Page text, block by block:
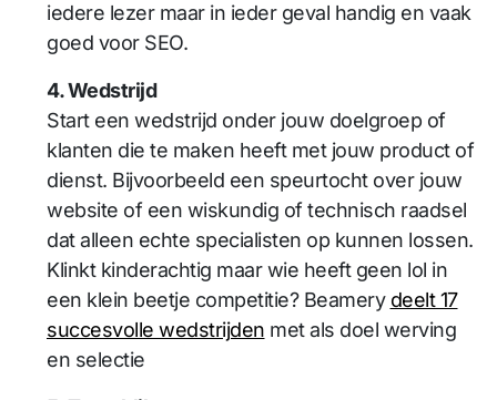
iedere lezer maar in ieder geval handig en vaak
goed voor SEO.
4. Wedstrijd
Start een wedstrijd onder jouw doelgroep of
klanten die te maken heeft met jouw product of
dienst. Bijvoorbeeld een speurtocht over jouw
website of een wiskundig of technisch raadsel
dat alleen echte specialisten op kunnen lossen.
Klinkt kinderachtig maar wie heeft geen lol in
een klein beetje competitie? Beamery deelt 17
succesvolle wedstrijden met als doel werving
en selectie